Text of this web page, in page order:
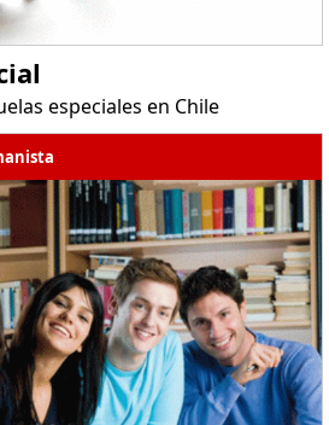
especiales en Chile